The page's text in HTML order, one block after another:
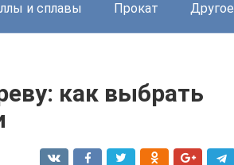
и сплавы Прокат Другое
как выбрать